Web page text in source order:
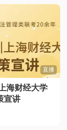
直播
海财经大学
宣讲